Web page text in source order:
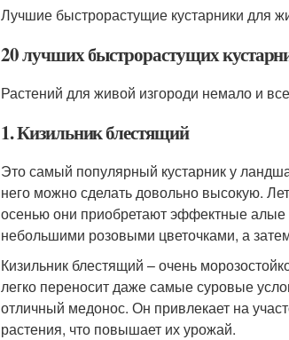
Лучшие быстрорастущие кустарники для
20 лучших быстрорастущих
Растений для живой изгороди немало и
1. Кизильник блестящий
Это самый популярный кустарник у
него можно сделать довольно высокую.
осенью они приобретают эффектные алые
небольшими розовыми цветочками, а
Кизильник блестящий – очень
легко переносит даже самые суровые
отличный медонос. Он привлекает на
растения, что повышает их урожай.